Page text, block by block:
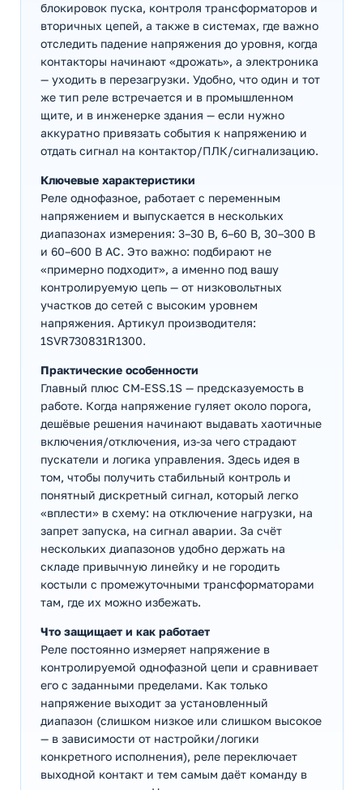
блокировок пуска, контроля трансформаторов и
вторичных цепей, а также в системах, где важно
отследить падение напряжения до уровня, когда
контакторы начинают «дрожать», а электроника
— уходить в перезагрузки. Удобно, что один и тот
же тип реле встречается и в промышленном
щите, и в инженерке здания — если нужно
аккуратно привязать события к напряжению и
отдать сигнал на контактор/ПЛК/сигнализацию.
Ключевые характеристики
Реле однофазное, работает с переменным
напряжением и выпускается в нескольких
диапазонах измерения: 3–30 В, 6–60 В, 30–300 В
и 60–600 В AC. Это важно: подбирают не
«примерно подходит», а именно под вашу
контролируемую цепь — от низковольтных
участков до сетей с высоким уровнем
напряжения. Артикул производителя:
1SVR730831R1300.
Практические особенности
Главный плюс CM-ESS.1S — предсказуемость в
работе. Когда напряжение гуляет около порога,
дешёвые решения начинают выдавать хаотичные
включения/отключения, из-за чего страдают
пускатели и логика управления. Здесь идея в
том, чтобы получить стабильный контроль и
понятный дискретный сигнал, который легко
«вплести» в схему: на отключение нагрузки, на
запрет запуска, на сигнал аварии. За счёт
нескольких диапазонов удобно держать на
складе привычную линейку и не городить
костыли с промежуточными трансформаторами
там, где их можно избежать.
Что защищает и как работает
Реле постоянно измеряет напряжение в
контролируемой однофазной цепи и сравнивает
его с заданными пределами. Как только
напряжение выходит за установленный
диапазон (слишком низкое или слишком высокое
— в зависимости от настройки/логики
конкретного исполнения), реле переключает
выходной контакт и тем самым даёт команду в